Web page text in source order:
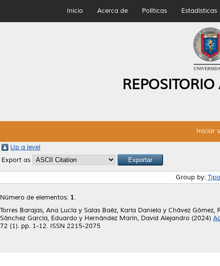
Inicio Acerca de Políticas Estadísticas
Iniciar
Up a level
Export as
Group by:
Número de elementos: 1.
Torres Barajas, Ana Lucía y Salas Baéz, Karla Daniela y Chávez Gómez,
Sánchez García, Eduardo y Hernández Marín, David Alejandro (2024)
72 (1). pp. 1-12. ISSN 2215-2075